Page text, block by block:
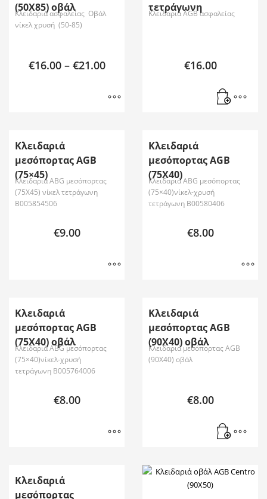
(50X85) οβάλ
Κλειδαριά ασφαλείας Οβάλ
νίκελ χρυσή (50-85)
€16.00– €21.00
τετράγωνη
Κλειδαριά AGB ασφαλείας
€16.00
Κλειδαριά
μεσόπορτας AGB
(75×45)
Κλειδαριά ABG μεσόπορτας
(75Χ45) νίκελ τετράγωνη
B005854506
€9.00
Κλειδαριά
μεσόπορτας AGB
(75Χ40)
Κλειδαριά ABG μεσόπορτας
(75×40)νίκελ-χρυσή
τετράγωνη B00580406
€8.00
Κλειδαριά
μεσόπορτας AGB
(75Χ40) οβάλ
Κλειδαριά ABG μεσόπορτας
(75×40)νίκελ-χρυσή
τετράγωνη B005764006
€8.00
Κλειδαριά
μεσόπορτας AGB
(90Χ40) οβάλ
Κλειδαριά μεσόπορτας AGB
(90Χ40) οβάλ
€8.00
Κλειδαριά
μεσόπορτας